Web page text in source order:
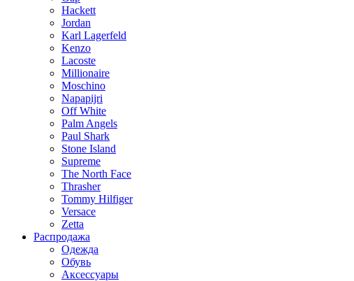
Hackett
Jordan
Karl Lagerfeld
Kenzo
Lacoste
Millionaire
Moschino
Napapijri
Off White
Palm Angels
Paul Shark
Stone Island
Supreme
The North Face
Thrasher
Tommy Hilfiger
Versace
Zetta
Распродажа
Одежда
Обувь
Аксессуары